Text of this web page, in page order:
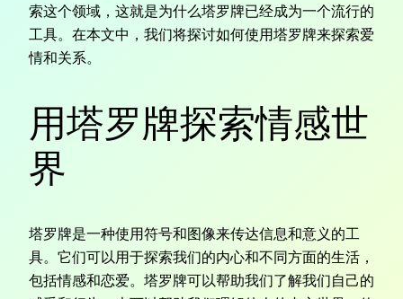
索这个领域，这就是为什么塔罗牌已经成为一个流行的
工具。在本文中，我们将探讨如何使用塔罗牌来探索爱
情和关系。
用塔罗牌探索情感世
界
塔罗牌是一种使用符号和图像来传达信息和意义的工
具。它们可以用于探索我们的内心和不同方面的生活，
包括情感和恋爱。塔罗牌可以帮助我们了解我们自己的